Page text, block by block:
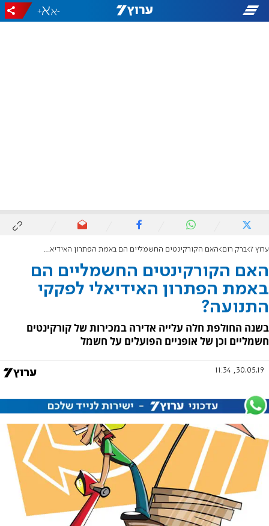
-
+
ערוץ 7 ברק רום האם הקורקינטים החשמליים הם באמת הפתרון האידיאלי לפקקי התנועה?
האם הקורקינטים החשמליים הם
באמת הפתרון האידיאלי לפקקי
התנועה?
בשנה החולפת חלה עלייה אדירה במכירות של קורקינטים
חשמליים וכן של אופניים הפועלים על חשמל
30.05.19, 11:34